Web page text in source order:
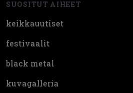
SUOSITUT AIHEET
keikkauutiset
festivaalit
black metal
kuvagalleria